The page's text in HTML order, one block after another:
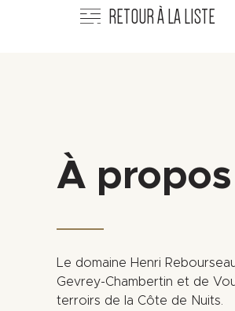
RETOUR À LA LISTE
À propos
Le domaine Henri
Gevrey-Chambertin et de
terroirs de la Côte de Nuits.